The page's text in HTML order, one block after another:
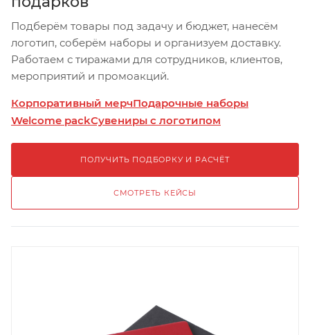
Подберём товары под задачу и бюджет, нанесём
логотип, соберём наборы и организуем доставку.
Работаем с тиражами для сотрудников, клиентов,
мероприятий и промоакций.
Корпоративный мерчПодарочные наборы
Welcome packСувениры с логотипом
ПОЛУЧИТЬ ПОДБОРКУ И РАСЧЁТ
СМОТРЕТЬ КЕЙСЫ